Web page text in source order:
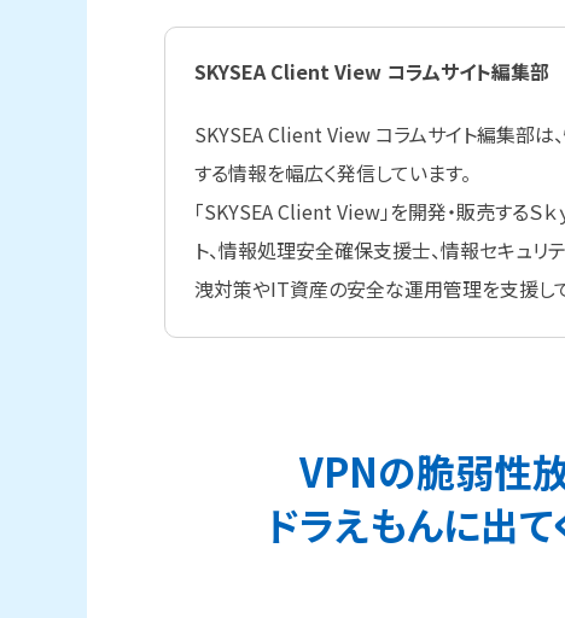
SKYSEA Client View コラムサイト編集部
SKYSEA Client View コラムサイト編集部は
する情報を幅広く発信しています。
「SKYSEA Client View」を開発・販売するＳ
ト、情報処理安全確保支援士、情報セキュリ
洩対策やIT資産の安全な運用管理を支援して
VPNの脆弱性
ドラえもんに出て